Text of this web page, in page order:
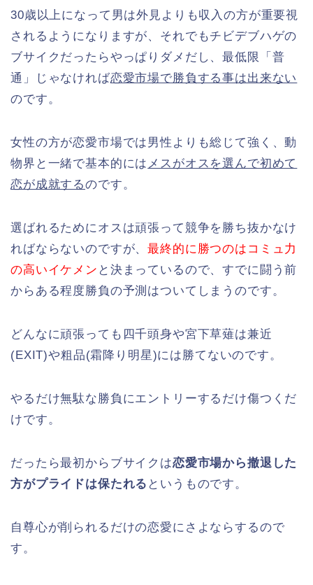
30歳以上になって男は外見よりも収入の方が重要視
されるようになりますが、それでもチビデブハゲの
ブサイクだったらやっぱりダメだし、最低限「普
通」じゃなければ恋愛市場で勝負する事は出来ない
のです。
女性の方が恋愛市場では男性よりも総じて強く、動
物界と一緒で基本的には メスがオスを選んで初めて
恋が成就するのです。
選ばれるためにオスは頑張って競争を勝ち抜かなけ
ればならないのですが、最終的に勝つのはコミュ力
の高いイケメン と決まっているので、すでに闘う前
からある程度勝負の予測はついてしまうのです。
どんなに頑張っても四千頭身や宮下草薙は兼近
(EXIT)や粗品(霜降り明星)には勝てないのです。
やるだけ無駄な勝負にエントリーするだけ傷つくだ
けです。
だったら最初からブサイクは恋愛市場から撤退した
方がプライドは保たれる というものです。
自尊心が削られるだけの恋愛にさよならするので
す。